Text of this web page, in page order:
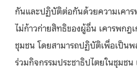
กันและปฏิบัติต่อกันด้วยความเคาร
ไม่ก้าวก่ายสิทธิของผู้อื่น เคารพกฎ
ชุมชน โดยสามารถปฏิบัติเพื่อเป็นพ
ร่วมกิจกรรมประชาธิปไตยในชุมช